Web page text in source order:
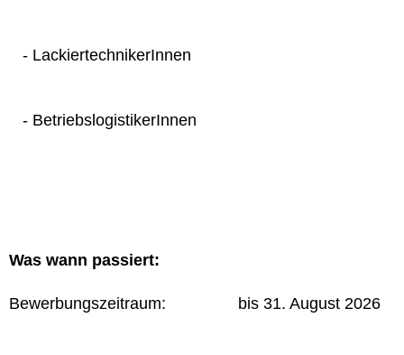
- LackiertechnikerInnen
- BetriebslogistikerInnen
Was wann passiert:
Bewerbungszeitraum: bis 31. August 2026